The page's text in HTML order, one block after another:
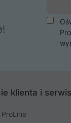
klienta i serwis